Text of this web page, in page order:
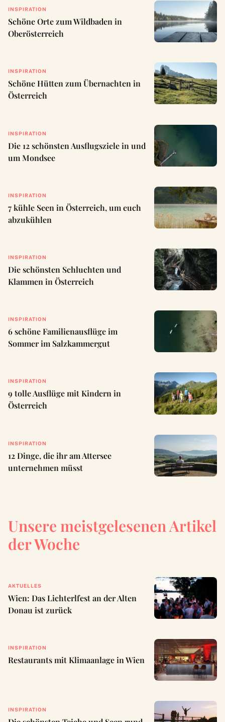
INSPIRATION
Schöne Orte zum Wildbaden in
Oberösterreich
INSPIRATION
Schöne Hütten zum Übernachten in
Österreich
INSPIRATION
Die 12 schönsten Ausflugsziele in und
um Mondsee
INSPIRATION
7 kühle Seen in Österreich, um euch
abzukühlen
INSPIRATION
Die schönsten Schluchten und
Klammen in Österreich
INSPIRATION
6 schöne Familienausflüge im
Sommer im Salzkammergut
INSPIRATION
9 tolle Ausflüge mit Kindern in
Österreich
INSPIRATION
12 Dinge, die ihr am Attersee
unternehmen müsst
Unsere meistgelesenen Artikel
der Woche
AKTUELLES
Wien: Das Lichterlfest an der Alten
Donau ist zurück
INSPIRATION
Restaurants mit Klimaanlage in Wien
INSPIRATION